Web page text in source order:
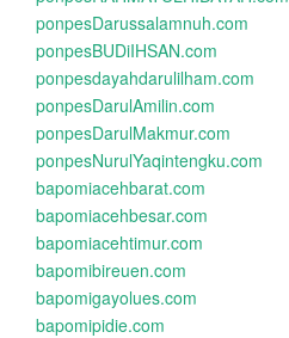
ponpesDarussalamnuh.com
ponpesBUDiIHSAN.com
ponpesdayahdarulilham.com
ponpesDarulAmilin.com
ponpesDarulMakmur.com
ponpesNurulYaqintengku.com
bapomiacehbarat.com
bapomiacehbesar.com
bapomiacehtimur.com
bapomibireuen.com
bapomigayolues.com
bapomipidie.com